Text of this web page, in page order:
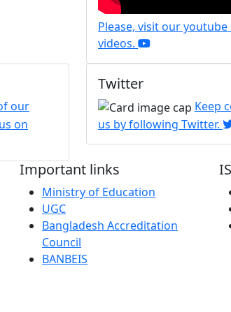
Please, visit our
videos.
our
on
Twitter
Keep
us by following Twitter.
Important links
Ministry of Education
UGC
Bangladesh Accreditation
Council
BANBEIS